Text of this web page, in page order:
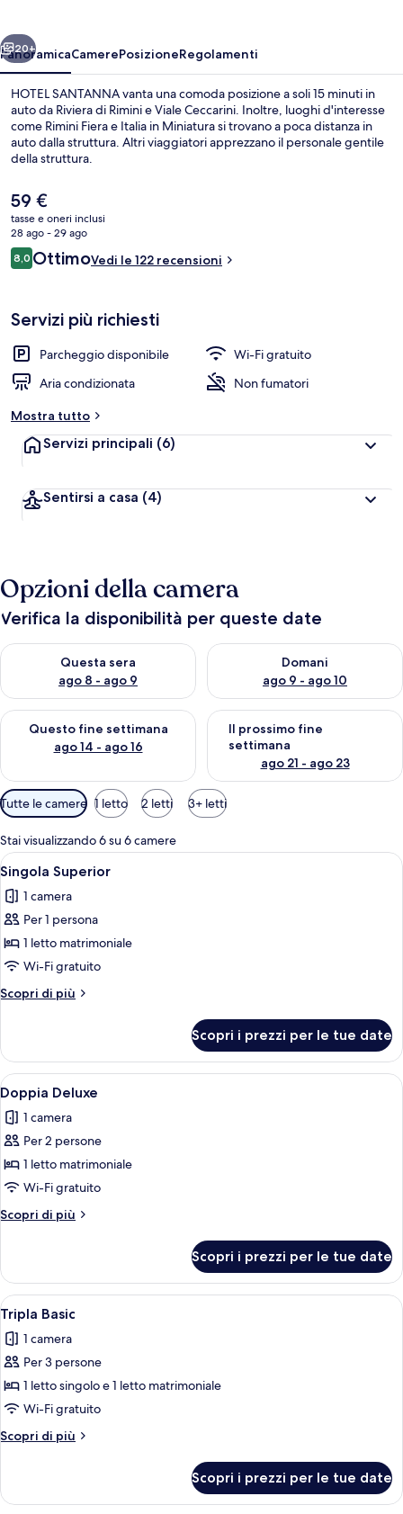
Avanti
20+
PanoramicaCamerePosizioneRegolamenti
HOTEL SANTANNA vanta una comoda posizione a soli 15 minuti in
auto da Riviera di Rimini e Viale Ceccarini. Inoltre, luoghi d'interesse
come Rimini Fiera e Italia in Miniatura si trovano a poca distanza in
auto dalla struttura. Altri viaggiatori apprezzano il personale gentile
della struttura.
Il
prezzo
attuale
è
59 €
59 €
tasse e oneri inclusi
28 ago - 29 ago
Recensioni
8,08,0 su 10
OttimoVedi le 122 recensioni
Servizi più richiesti
Parcheggio disponibile
Wi-Fi gratuito
Aria condizionata
Non fumatori
Mostra tutto
Servizi principali (6)
Sentirsi a casa (4)
Opzioni della camera
Verifica la disponibilità per queste date
Questa sera
ago 8 - ago 9
Verifica la disponibilità per questa sera, ago 8 - ago 9
Domani
ago 9 - ago 10
Verifica la disponibilità per
Questo fine settimana
ago 14 - ago 16
Verifica la disponibilità per questo fine settimana, ago 14 -
Il prossimo fine
settimana
ago 21 - ago 23
Verifica la disponibilità per il
Filtri
disponibili
per
le
camere
Tutte le camere 1 letto 2 letti 3+ letti
Stai visualizzando 6 su 6 camere
Apri
tutte
le
foto
per
Singola
Superior
Una camera da letto con un letto,
8
Singola Superior
1 camera
Per 1 persona
1 letto matrimoniale
Wi-Fi gratuito
Scopri di più
Altri
Superior
Scopri i prezzi per le tue date
Apri
tutte
le
foto
per
Doppia
Deluxe
Una stanza piccola e pulita con un
8
Doppia Deluxe
1 camera
Per 2 persone
1 letto matrimoniale
Wi-Fi gratuito
Scopri di più
Altri
Deluxe
Scopri i prezzi per le tue date
Apri
tutte
le
foto
per
Tripla
Basic
Una camera d'albergo con due letti,
9
Tripla Basic
1 camera
Per 3 persone
1 letto singolo e 1 letto matrimoniale
Wi-Fi gratuito
Scopri di più
Altri
Basic
Scopri i prezzi per le tue date